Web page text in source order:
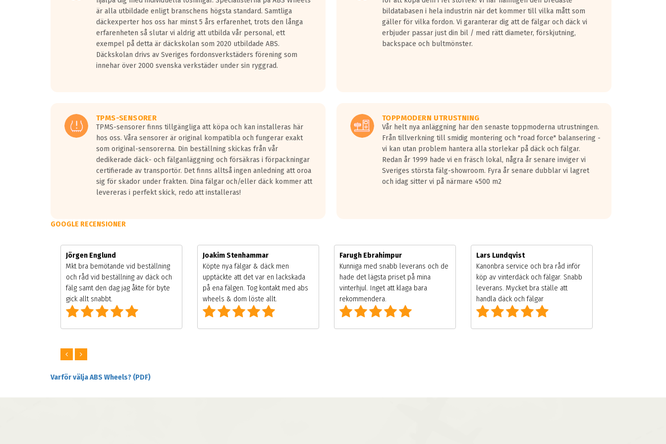
är alla utbildade enligt branschens högsta standard. Samtliga
däckexperter hos oss har minst 5 års erfarenhet, trots den långa
erfarenheten så slutar vi aldrig att utbilda vår personal, ett
exempel på detta är däckskolan som 2020 utbildade ABS.
Däckskolan drivs av Sveriges fordonsverkstäders förening som
innehar över 2000 svenska verkstäder under sin ryggrad.
bildatabasen i hela industrin när det kommer till vilka mått som
gäller för vilka fordon. Vi garanterar dig att de fälgar och däck vi
erbjuder passar just din bil / med rätt diameter, förskjutning,
backspace och bultmönster.
TPMS-SENSORER
TPMS-sensorer finns tillgängliga att köpa och kan installeras här
hos oss. Våra sensorer är original kompatibla och fungerar exakt
som original-sensorerna. Din beställning skickas från vår
dedikerade däck- och fälganläggning och försäkras i förpackningar
certifierade av transportör. Det finns alltså ingen anledning att oroa
sig för skador under frakten. Dina fälgar och/eller däck kommer att
levereras i perfekt skick, redo att installeras!
TOPPMODERN UTRUSTNING
Vår helt nya anläggning har den senaste toppmoderna utrustningen.
Från tillverkning till smidig montering och "road force" balansering -
vi kan utan problem hantera alla storlekar på däck och fälgar.
Redan år 1999 hade vi en fräsch lokal, några år senare inviger vi
Sveriges största fälg-showroom. Fyra år senare dubblar vi lagret
och idag sitter vi på närmare 4500 m2
GOOGLE RECENSIONER
Jörgen Englund
Mkt bra bemötande vid beställning
och råd vid beställning av däck och
fälg samt den dag jag åkte för byte
gick allt snabbt.
Joakim Stenhammar
Köpte nya fälgar & däck men
upptäckte att det var en lackskada
på ena fälgen. Tog kontakt med abs
wheels & dom löste allt.
Farugh Ebrahimpur
Kunniga med snabb leverans och de
hade det lägsta priset på mina
vinterhjul. Inget att klaga bara
rekommendera.
Lars Lundqvist
Kanonbra service och bra råd inför
köp av vinterdäck och fälgar. Snabb
leverans. Mycket bra ställe att
handla däck och fälgar
Varför välja ABS Wheels? (PDF)